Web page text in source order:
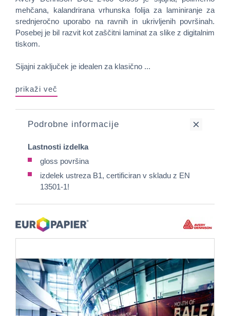
mehčana, kalandrirana vrhunska folija za laminiranje za
srednjeročno uporabo na ravnih in ukrivljenih površinah.
Posebej je bil razvit kot zaščitni laminat za slike z digitalnim
tiskom.
Sijajni zaključek je idealen za klasično ...
prikaži več
Podrobne informacije
Lastnosti izdelka
gloss površina
izdelek ustreza B1, certificiran v skladu z EN
13501-1!